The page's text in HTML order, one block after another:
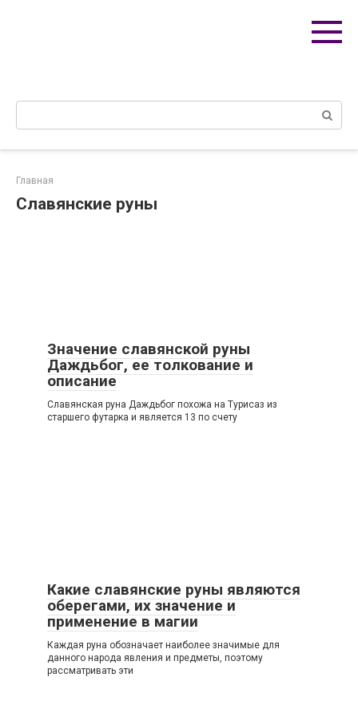
Главная
Славянские руны
Значение славянской руны
Даждьбог, ее толкование и
описание
Славянская руна Даждьбог похожа на Турисаз из
старшего футарка и является 13 по счету
Какие славянские руны являются
оберегами, их значение и
применение в магии
Каждая руна обозначает наиболее значимые для
данного народа явления и предметы, поэтому
рассматривать эти